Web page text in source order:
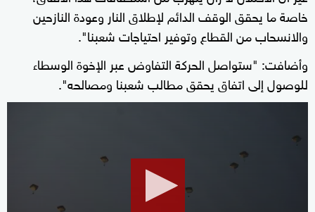
خاصة ما يحقق الوقف الدائم لإطلاق النار وعودة النازحين
والانسحاب من القطاع وتوفير احتياجات شعبنا".
وأضافت: "ستواصل الحركة التفاوض عبر الإخوة الوسطاء
للوصول إلى اتفاق يحقق مطالب شعبنا ومصالحه".